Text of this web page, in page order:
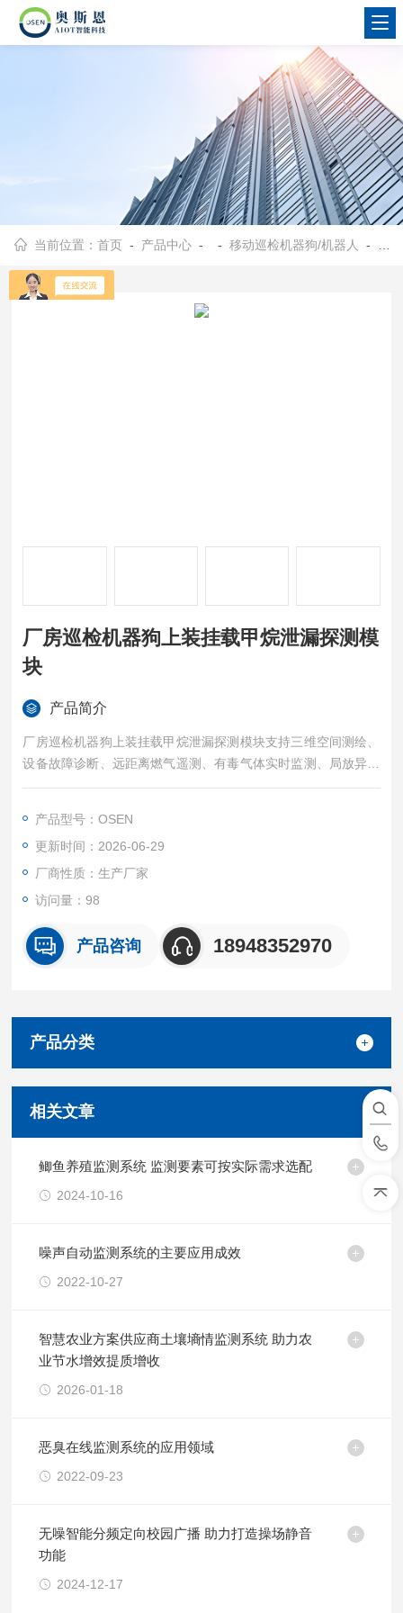
当前位置：首页 - 产品中心 - -移动巡检机器狗/机器人 - OSEN厂房巡检机器狗上装挂载甲烷泄漏探测模块
厂房巡检机器狗上装挂载甲烷泄漏探测模
块
产品简介
厂房巡检机器狗上装挂载甲烷泄漏探测模块支持三维空间测绘、
设备故障诊断、远距离燃气遥测、有毒气体实时监测、局放异响
定位、生态声纹采集、远程指挥、现场机械操作等功能单元集
产品型号：OSEN
更新时间：2026-06-29
厂商性质：生产厂家
访问量：98
产品咨询 18948352970
产品分类
相关文章
鲫鱼养殖监测系统 监测要素可按实际需求选配
2024-10-16
噪声自动监测系统的主要应用成效
2022-10-27
智慧农业方案供应商土壤墒情监测系统 助力农
业节水增效提质增收
2026-01-18
恶臭在线监测系统的应用领域
2022-09-23
无噪智能分频定向校园广播 助力打造操场静音
功能
2024-12-17